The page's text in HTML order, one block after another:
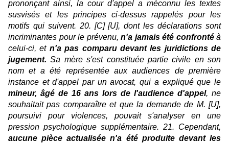
prononçant ainsi, la cour d'appel a méconnu les textes
susvisés et les principes ci-dessus rappelés pour les
motifs qui suivent. 20. [C] [U], dont les déclarations sont
incriminantes pour le prévenu, n'a jamais été confrontéà
celui-ci, et n'a pas comparu devant les juridictions de
jugement. Sa mère s'est constituée partie civile en son
nom et a été représentée aux audiences de première
instance et d'appel par un avocat, qui a expliqué que le
mineur, âgé de 16 ans lors de l'audience d'appel, ne
souhaitait pas comparaître et que la demande de M. [U],
poursuivi pour violences, pouvait s'analyser en une
pression psychologique supplémentaire. 21. Cependant,
aucune pièce actualisée n'a été produite devant les